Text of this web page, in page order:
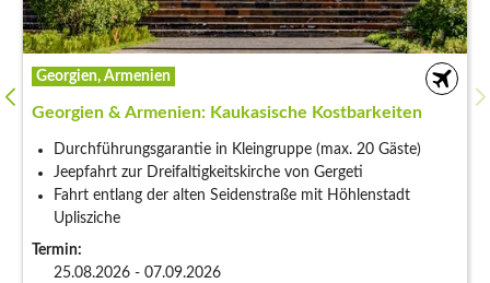
Georgien, Armenien
Georgien & Armenien: Kaukasische Kostbarkeiten
Durchführungsgarantie in Kleingruppe (max. 20 Gäste)
Jeepfahrt zur Dreifaltigkeitskirche von Gergeti
Fahrt entlang der alten Seidenstraße mit Höhlenstadt
Uplisziche
Termin:
25.08.2026 - 07.09.2026